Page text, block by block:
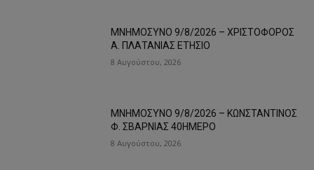
ΜΝΗΜΟΣΥΝΟ 9/8/2026 – ΧΡΙΣΤΟΦΟΡΟΣ
Α. ΠΛΑΤΑΝΙΑΣ ΕΤΗΣΙΟ
8 Αυγούστου, 2026
ΜΝΗΜΟΣΥΝΟ 9/8/2026 – ΚΩΝΣΤΑΝΤΙΝΟΣ
Φ. ΣΒΑΡΝΙΑΣ 40ΗΜΕΡΟ
8 Αυγούστου, 2026